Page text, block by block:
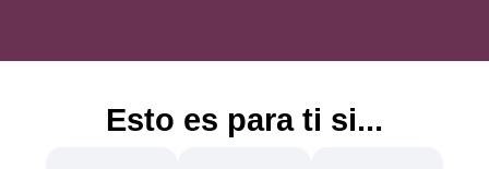
Esto es para ti si...